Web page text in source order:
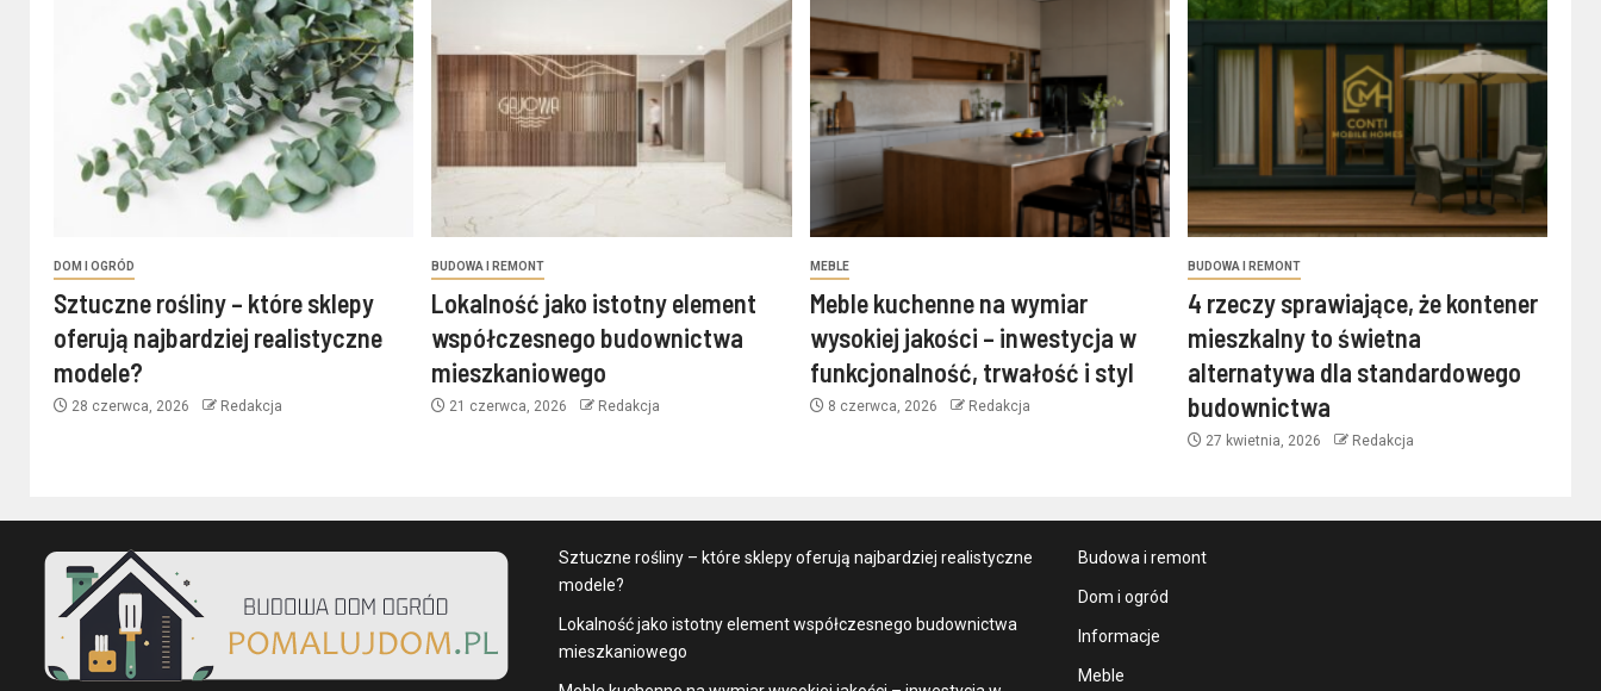
DOM I OGRÓD
Sztuczne rośliny – które sklepy
oferują najbardziej realistyczne
modele?
28 czerwca, 2026 Redakcja
BUDOWA I REMONT
Lokalność jako istotny element
współczesnego budownictwa
mieszkaniowego
21 czerwca, 2026 Redakcja
MEBLE
Meble kuchenne na wymiar
wysokiej jakości – inwestycja w
funkcjonalność, trwałość i styl
8 czerwca, 2026 Redakcja
BUDOWA I REMONT
4 rzeczy sprawiające, że kontener
mieszkalny to świetna
alternatywa dla standardowego
budownictwa
27 kwietnia, 2026 Redakcja
Sztuczne rośliny – które sklepy oferują najbardziej realistyczne
modele?
Lokalność jako istotny element współczesnego budownictwa
mieszkaniowego
Budowa i remont
Dom i ogród
Informacje
Meble